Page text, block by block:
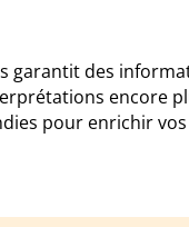
garantit des
encore
pour enrichir